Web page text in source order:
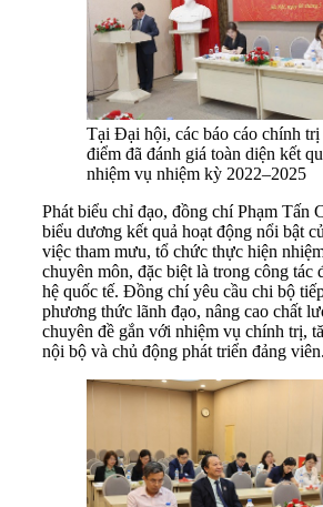
Tại Đại hội, các báo cáo chính
điểm đã đánh giá toàn diện kết
nhiệm vụ nhiệm kỳ 2022–2025
Phát biểu chỉ đạo, đồng chí Phạm Tấn
biểu dương kết quả hoạt động nổi bật
việc tham mưu, tổ chức thực hiện
chuyên môn, đặc biệt là trong công tác
hệ quốc tế. Đồng chí yêu cầu chi bộ
phương thức lãnh đạo, nâng cao chất
chuyên đề gắn với nhiệm vụ chính trị,
nội bộ và chủ động phát triển đảng viên.